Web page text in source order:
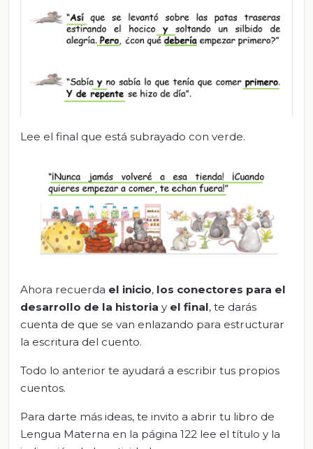
Lee el final que está subrayado con verde.
Ahora recuerda el inicio, los conectores para el
desarrollo de la historia y el final, te darás
cuenta de que se van enlazando para estructurar
la escritura del cuento.
Todo lo anterior te ayudará a escribir tus propios
cuentos.
Para darte más ideas, te invito a abrir tu libro de
Lengua Materna en la página 122 lee el título y la